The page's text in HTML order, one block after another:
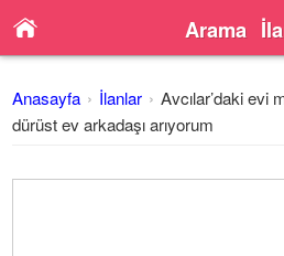
Arama
Anasayfa İlanlar
Avcılar’daki evi
dürüst ev arkadaşı arıyorum